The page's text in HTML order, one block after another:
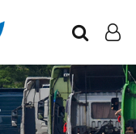
인트라넷
LOG IN